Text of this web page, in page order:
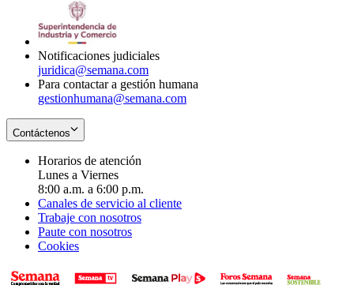
Notificaciones judiciales
juridica@semana.com
Para contactar a gestión humana
gestionhumana@semana.com
Contáctenos
Horarios de atención
Lunes a Viernes
8:00 a.m. a 6:00 p.m.
Canales de servicio al cliente
Trabaje con nosotros
Paute con nosotros
Cookies